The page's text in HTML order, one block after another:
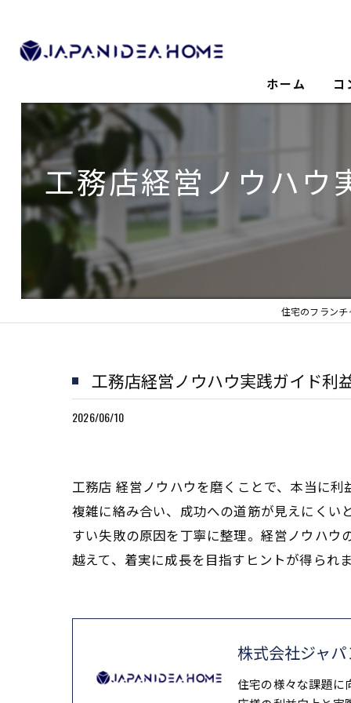
ホーム コ
工務店経営ノウハウ
住宅のフラン
工務店経営ノウハウ実践ガイド利
2026/06/10
工務店 経営ノウハウを磨くことで、本当に
複雑に絡み合い、成功への道筋が見えにくい
すい失敗の原因を丁寧に整理。経営ノウハウ
越えて、着実に成長を目指すヒントが得られま
株式会社ジャ
住宅の様々な課題に